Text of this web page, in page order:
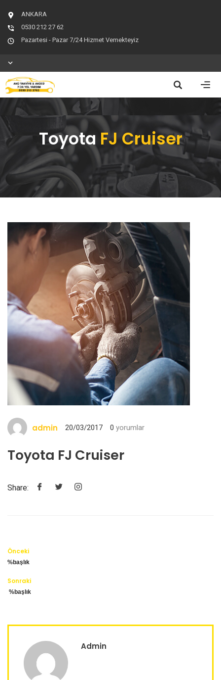
ANKARA
0530 212 27 62
Pazartesi - Pazar 7/24 Hizmet Vemekteyiz
Toyota FJ Cruiser
admin 20/03/2017 0 yorumlar
Toyota FJ Cruiser
Share:
Önceki
%başlık
Sonraki
%başlık
Admin